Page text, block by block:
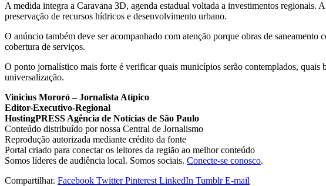
A medida integra a Caravana 3D, agenda estadual voltada a investimentos
preservação de recursos hídricos e desenvolvimento urbano.
O anúncio também deve ser acompanhado com atenção porque obras de
cobertura de serviços.
O ponto jornalístico mais forte é verificar quais municípios serão contemplados, quais
universalização.
Vinicius Mororó – Jornalista Atípico
Editor-Executivo-Regional
HostingPRESS Agência de Notícias de São Paulo
Conteúdo distribuído por nossa Central de Jornalismo
Reprodução autorizada mediante crédito da fonte
Portal criado para conectar os leitores da região ao melhor conteúdo
Somos líderes de audiência local. Somos sociais. Conecte-se conosco.
Compartilhar. Facebook Twitter Pinterest LinkedIn Tumblr E-mail